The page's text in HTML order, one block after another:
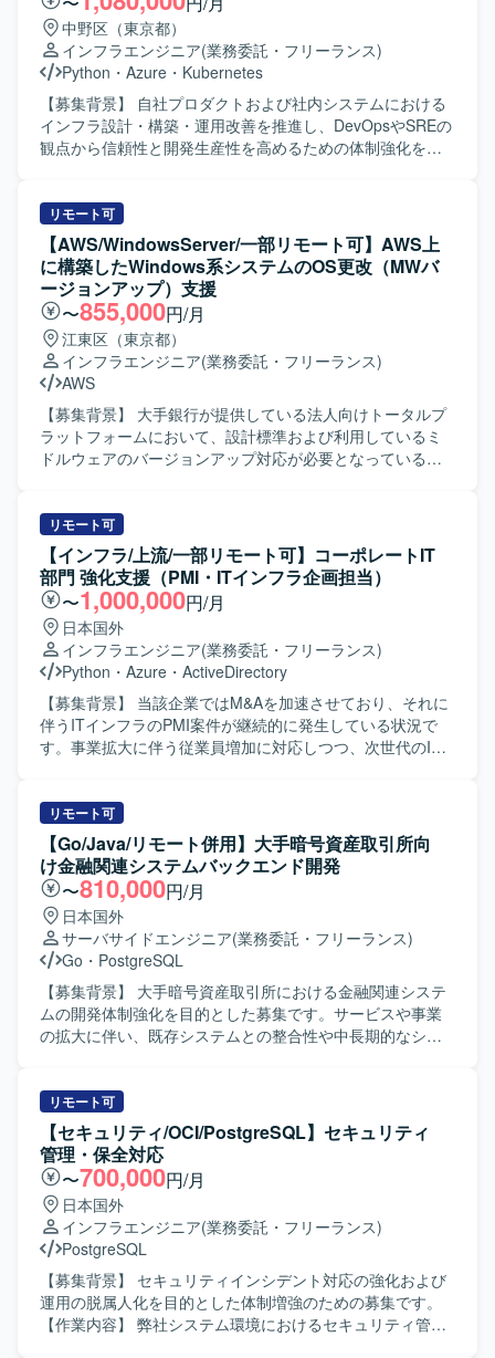
発・運用を行っております。
ウドインフラ全体の設計・構築に携わっていただきます。
【求める人物像】 お客様との仕様調整や認識合わせを主体
的に行いながら、クラウド基盤全体を俯瞰して設計・構築
をリードしていただける方を求めております。技術的な知
見をもとに提案内容をわかりやすく説明し、関係者と円滑
にコミュニケーションが取れる方を歓迎いたします。 【ポ
ジションの魅力】 プリセールスから設計・構築まで一連の
だけます。お客様との上流工程における調整や提案活動を
通じて、技術力だけでなく提案力やリーダーシップも磨い
ていただけるポジションです。 【開発環境】 Oracle Cloud
Infrastructure(OCI)を中心としたクラウド環境をベースに、
監視やバックアップ、セキュリティ、運用などの非機能要
件を考慮したインフラ設計・構築を行っていただきます。
中野区（東京都）
インフラエンジニア(業務委託・フリーランス)
Python ・ Azure ・ Kubernetes
【募集背景】 自社プロダクトおよび社内システムにおける
インフラ設計・構築・運用改善を推進し、DevOpsやSREの
観点から信頼性と開発生産性を高めるための体制強化を行
いただきます。会計データを扱う高いセキュリティ要件を
満たしながら、開発チームが迅速かつ安全にデプロイでき
る環境を構築していただきます。SLI/SLOによる信頼性の指
標化、IaCによる再現性のある基盤づくり、監視・オブザー
バビリティ基盤の整備を通じて、属人化しない運用体制を
組織に根付かせていただきます。 【求める人物像】 インフ
ラやSRE領域に強い関心を持ち、DevOpsの推進や運用改善
に主体的に取り組んでいただける方を求めています。開発
チームと連携しながら、信頼性向上とデリバリー速度の両
立を意識して行動できる方が望ましいです。 【ポジション
の魅力】 自社プロダクトと社内システムの双方に関わりな
がら、クラウドインフラ、IaC、監視基盤、DevOpsなど
て、信頼性工学や運用自動化のスキルを幅広く身につけて
いただけます。 【開発環境】 Azureを中心としたクラウド
インフラ、Terraformによる全環境のコード管理、Front
Doorを用いた負荷分散、Azure Monitor / Application
Insights を用いた監視とアラートのコード化、PITRによる
バックアップ・リストア運用などの環境で作業していただ
きます。
リモート可
【AWS/WindowsServer/一部リモート可】AWS上
に構築したWindows系システムのOS更改（MWバ
ージョンアップ）支援
〜855,000円/月
江東区（東京都）
インフラエンジニア(業務委託・フリーランス)
AWS
【募集背景】 大手銀行が提供している法人向けトータルプ
ラットフォームにおいて、設計標準および利用しているミ
ドルウェアのバージョンアップ対応が必要となっているた
ミドルウェアのバージョンアップ対応を実施していただき
ます。SiteCoreのバージョンアップ対応や、不要なプロセ
スやサービスを起動しないようにするための設計見直し、
設定変更、無影響確認テストなどを行っていただきます。
不要プロセスの洗い出し、基盤設定内容に応じた設計書修
正、リリース手順およびフォールバック手順の策定もご担
当いただきます。さらに、SecretManager内で利用してい
るパスワードの自動ローテーション対応として、影響調
査、必要に応じたプログラム修正、基盤設計書修正、ロー
テーション用Lambda作成、ローテーション方法および手順
の作成、無影響確認、移行手順作成から本番リリースまで
利用の強制とその確認、影響調査、必要に応じたプログラ
ム修正、基盤設計書修正、IMDSv2への設定変更、無影響確
認、移行手順作成から本番リリースまでをご対応いただき
ます。 【求める人物像】 AWSおよびWindowsServerの設
計、構築、運用に関する実務経験を活かしながら、ミドル
ウェアや基盤設定の変更に伴う影響範囲を丁寧に調査し、
設計書や手順書の整備を粘り強く進めていただける方を求
めています。関係者と連携しながら、バージョンアップや
設定変更を安全かつ計画的に推進していただける方が望ま
しいです。 【ポジションの魅力】 大手金融系プラットフォ
ームの基盤更改プロジェクトに参画し、AWS上のWindows
向上に直結する業務に携わることができます。クラウド基
盤やミドルウェア周りの知見を幅広く深めることができる
環境です。 【開発環境】 AWS環境上のWindowsServerを中
心としたシステム基盤上で、SiteCoreなど各種ミドルウェ
アやSecretManager、Lambda、IMDSv2などのサービスを
利用した構成となっています。
リモート可
【インフラ/上流/一部リモート可】コーポレートIT
部門 強化支援（PMI・ITインフラ企画担当）
〜1,000,000円/月
日本国外
インフラエンジニア(業務委託・フリーランス)
Python ・ Azure ・ ActiveDirectory
【募集背景】 当該企業ではM&Aを加速させており、それに
伴うITインフラのPMI案件が継続的に発生している状況で
す。事業拡大に伴う従業員増加に対応しつつ、次世代のIT
す。変動する業務量へ柔軟に対応し、PMI案件の推進力を高
めるために経験豊富な方に即戦力としてご活躍いただきた
く、本案件を募集いたします。 【作業内容】 M&A成立後の
PMI案件発生時に、プロジェクトリーダーとしてITインフラ
統合プロジェクトの中心的な役割を担っていただきます。
PMIの規模によっては外部パートナーとチームを編成し、統
合作業の計画策定や推進、関係者調整を行っていただきま
す。具体的には、Active DirectoryやEntra IDへの統合、
Microsoft365やGoogle Workspaceの導入支援、WAN回線の
敷設やVPNの導入支援、既存PCのリプレースやMDM導入支
援、ハードウェアおよびライセンス資産の見直しなどに関
メントなど）の比較・技術検証、ヘルプデスクからのエス
カレーション案件のサポート、既存サービスの高度化支援
（ツール間連携、AI活用など）、グループ会社へのITサポー
ト体制の強化支援などの業務にも携わっていただきます。
【求める人物像】 ITインフラ領域において主体的にプロジ
ェクトを推進でき、関係部門や外部パートナーと円滑にコ
ミュニケーションを取りながら調整・合意形成を進められ
る方を求めております。変化の多い環境下でも柔軟に対応
し、自ら課題を発見して解決策を提案・実行していただけ
る方にご活躍いただきたいと考えております。 【ポジショ
ンの魅力】 継続的に発生するPMI案件を通じて、M&Aにお
リモート可
【Go/Java/リモート併用】大手暗号資産取引所向
け金融関連システムバックエンド開発
〜810,000円/月
日本国外
サーバサイドエンジニア(業務委託・フリーランス)
Go ・ PostgreSQL
【募集背景】 大手暗号資産取引所における金融関連システ
ムの開発体制強化を目的とした募集です。サービスや事業
の拡大に伴い、既存システムとの整合性や中長期的なシス
術面から支援し、設計、技術判断、関係者調整、実装を横
断して担えるミドル〜シニアクラスのバックエンドエンジ
ニアを求めております。 【作業内容】 大手暗号資産取引所
における金融関連システムのバックエンド設計・開発を行
っていただきます。クライアントや関係部署と連携した要
件整理、要件定義を行い、ビジネス要件や金融要件から技
術要件への落とし込みを担っていただきます。既存システ
ムを踏まえたアーキテクチャや技術方針の検討、各種サー
ビスや外部システムとのAPI連携、システムの品質、性能、
可用性、信頼性の向上に取り組んでいただきます。技術課
題の発見・整理・解決、チームメンバーへの技術支援、設
リモート可
【セキュリティ/OCI/PostgreSQL】セキュリティ
管理・保全対応
〜700,000円/月
日本国外
インフラエンジニア(業務委託・フリーランス)
PostgreSQL
【募集背景】 セキュリティインシデント対応の強化および
運用の脱属人化を目的とした体制増強のための募集です。
【作業内容】 弊社システム環境におけるセキュリティ管理